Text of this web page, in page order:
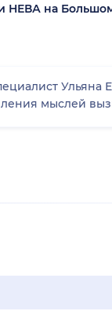
НЕВА на
Ульяна
мыслей